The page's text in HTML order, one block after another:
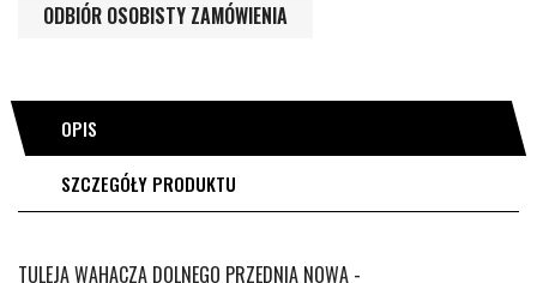
ODBIÓR OSOBISTY ZAMÓWIENIA
OPIS
SZCZEGÓŁY PRODUKTU
TULEJA WAHACZA DOLNEGO PRZEDNIA NOWA -